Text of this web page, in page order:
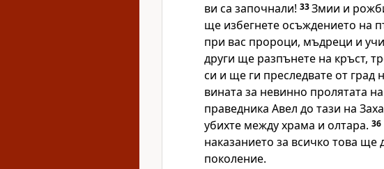
ви са започнали! 33Змии и
ще избегнете осъждението на
при вас пророци, мъдреци и
други ще разпънете на кръст,
си и ще ги преследвате от град
вината за невинно пролятата
праведника Авел до тази на
убихте между храма и олтара. 36
наказанието за всичко това ще
поколение.